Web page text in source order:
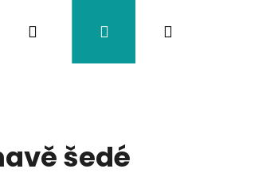
na kočárek Twistík kousátka
Hledat PřihlášeníNákupní
šedé